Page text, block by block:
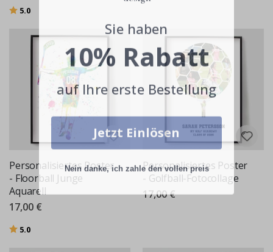
Bewertung:
5.0
Personalisiertes Poster
- Floorball Junge
Aquarell
17,00 €
Bewertung:
5.0
Personalisiertes Poster
- Golfball-Fotocollage
17,00 €
Sie haben
10% Rabatt
auf Ihre erste Bestellung
Jetzt Einlösen
Nein danke, ich zahle den vollen preis